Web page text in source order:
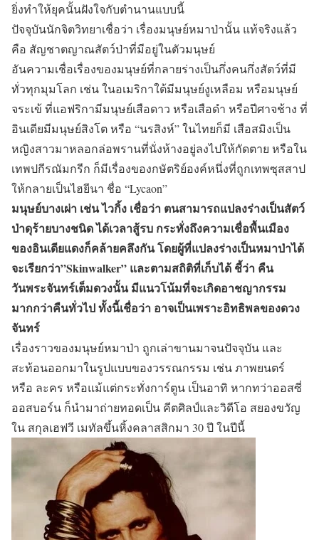
ยิ่งทำให้ยุคนั้นฝังใจกับตำนานแบบนี้
ปัจจุบันนักจิตวิทยาเชื่อว่า เรื่องมนุษย์หมาป่านั้น แท้จริงแล้ว
คือ สัญชาตญาณสัตว์ป่าที่มีอยู่ในตัวมนุษย์
อันความเชื่อเรื่องของมนุษย์ที่กลายร่างเป็นกึ่งคนกึ่งสัตว์ที่มี
ทั่วทุกมุมโลก เช่น ในอเมริกาใต้มีมนุษย์งูเหลือม หรือมนุษย์
จระเข้ ที่แอฟริกามีมนุษย์เสือดาว หรือเสือดำ หรือปีศาจช้าง ที่
อินเดียมีมนุษย์สิงโต หรือ “นรสิงห์” ในไทยก็มี เสือสมิงเป็น
หญิงสาวมาหลอกล่อพรานที่นั่งห้างอยู่ลงไปให้กัดตาย หรือใน
เทพปกีรณัมกรีก ก็มีเรื่องของกษัตริย์องค์หนึ่งที่ถูกเทพซุสสาป
ให้กลายเป็นไฮยีนา ชื่อ “Lycaon”
มนุษย์บางเผ่า เช่น ไวกิ้ง เชื่อว่า ตนสามารถแปลงร่างเป็นสัตว์
ป่าดุร้ายบางชนิด ได้เวลาสู้รบ กระทั่งถึงความเชื่อพื้นเมือง
ของอินเดียแดงก็คล้ายคลึงกัน โดยผู้ที่แปลงร่างเป็นหมาป่าได้
จะเรียกว่า”Skinwalker” และตามสถิติที่เก็บได้ ชี้ว่า คืน
วันพระจันทร์เต็มดวงนั้น มีแนวโน้มที่จะเกิดอาชญากรรม
มากกว่าคืนทั่วไป ทั้งนี้เชื่อว่า อาจเป็นเพราะอิทธิพลของดวง
จันทร์
เรื่องราวของมนุษย์หมาป่า ถูกเล่าขานมาจนปัจจุบัน และ
สะท้อนออกมาในรูปแบบของวรรณกรรม เช่น ภาพยนตร์
หรือ ละคร หรือแม้แต่กระทั่งการ์ตูน เป็นอาทิ หากทว่าออสซี่
ออสบอร์น ก็นำมาถ่ายทอดเป็น คีตศิลป์และวิดีโอ สยองขวัญ
ใน สกุลเฮฟวี เมทัลขึ้นหิ้งคลาสสิกมา 30 ปี ในปีนี้